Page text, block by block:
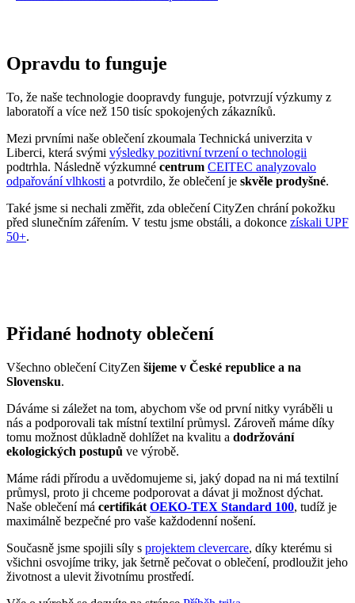
Opravdu to funguje
To, že naše technologie doopravdy funguje, potvrzují výzkumy z
laboratoří a více než 150 tisíc spokojených zákazníků.
Mezi prvními naše oblečení zkoumala Technická univerzita v
Liberci, která svými výsledky pozitivní tvrzení o technologii
podtrhla. Následně výzkumné centrum CEITEC analyzovalo
odpařování vlhkosti a potvrdilo, že oblečení je skvěle prodyšné.
Také jsme si nechali změřit, zda oblečení CityZen chrání pokožku
před slunečním zářením. V testu jsme obstáli, a dokonce získali UPF
50+.
Přidané hodnoty oblečení
Všechno oblečení CityZen šijeme v České republice a na
Slovensku.
Dáváme si záležet na tom, abychom vše od první nitky vyráběli u
nás a podporovali tak místní textilní průmysl. Zároveň máme díky
tomu možnost důkladně dohlížet na kvalitu a dodržování
ekologických postupů ve výrobě.
Máme rádi přírodu a uvědomujeme si, jaký dopad na ni má textilní
průmysl, proto ji chceme podporovat a dávat ji možnost dýchat.
Naše oblečení má certifikát OEKO-TEX Standard 100, tudíž je
maximálně bezpečné pro vaše každodenní nošení.
Současně jsme spojili síly s projektem clevercare, díky kterému si
všichni osvojíme triky, jak šetrně pečovat o oblečení, prodloužit jeho
životnost a ulevit životnímu prostředí.